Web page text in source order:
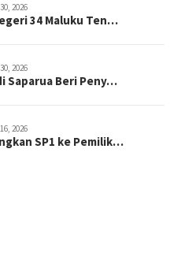
2026
34 Maluku Ten…
2026
Saparua Beri Peny…
2026
SP1 ke Pemilik…